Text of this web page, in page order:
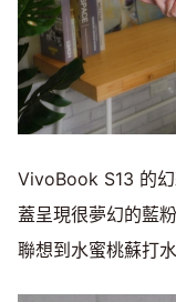
VivoBook S13 的
蓋呈現很夢幻的藍
聯想到水蜜桃蘇打